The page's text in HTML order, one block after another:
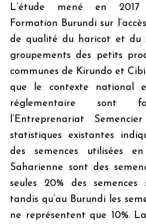
L’étude mené en
Formation Burundi sur
de qualité du haricot et du
groupements des petits
communes de Kirundo et
que le contexte national
réglementaire sont
l’Entreprenariat
statistiques existantes
des semences utilisées
Saharienne sont des
seules 20% des semences
tandis qu’au Burundi les
ne représentent que 10%.